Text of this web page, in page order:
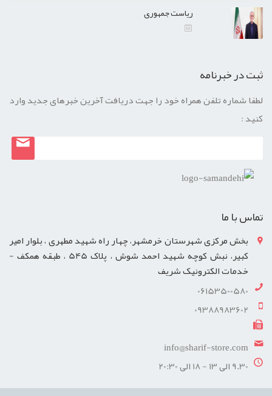
ریاست جمهوری
ثبت در خبرنامه
لطفا شماره تلفن همراه خود را جهت دریافت آخرین خبرهای جدید وارد
کنید :
تماس با ما
بخش مرکزی شهرستان خرمشهر، چهار راه شهید مطهری ، بلوار امیر
کبیر، نبش کوچه شهید احمد شوش ، پلاک 545 ، طبقه همکف -
خدمات الکترونیک شریف
06153500580
09388983602
info@sharif-store.com
9.30 الی 13 - 18 الی 20:30